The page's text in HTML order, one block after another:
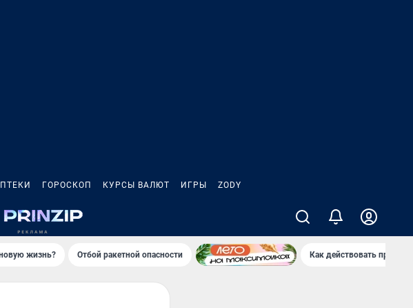
ГОРОСКОП КУРСЫ ВАЛЮТ ИГРЫ ZODY
жизнь? Отбой ракетной опасности Как действовать при